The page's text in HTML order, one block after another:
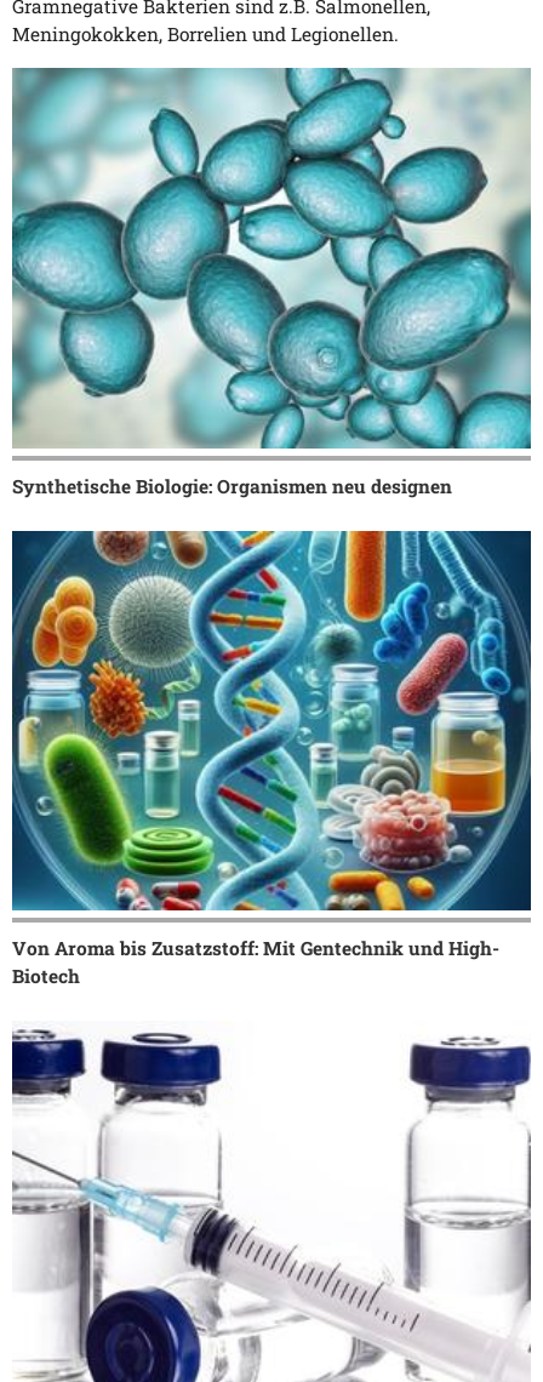
Gramnegative Bakterien sind z.B. Salmonellen,
Meningokokken, Borrelien und Legionellen.
Synthetische Biologie: Organismen neu designen
Von Aroma bis Zusatzstoff: Mit Gentechnik und High-
Biotech